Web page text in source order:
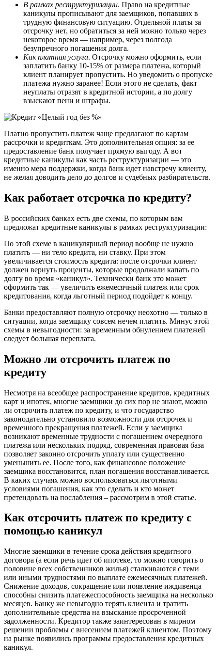
В рамках реструктуризации. Право на кредитные
каникулы прописывают для заемщиков, попавших в
трудную финансовую ситуацию. Отдельной платы за
отсрочку нет, но обратиться за ней можно только через
некоторое время — например, через полгода
безупречного погашения долга.
Как платная услуга. Отсрочку можно оформить, если
заплатить банку 10-15% от размера платежа, который
клиент планирует пропустить. Но уведомить о пропуске
платежа нужно заранее! Если этого не сделать, факт
неуплаты отразят в кредитной истории, а по долгу
взыскают пени и штрафы.
Платно пропустить платеж чаще предлагают по картам
рассрочки и кредиткам. Это дополнительная опция: за ее
предоставление банк получает прямую выгоду. А вот
кредитные каникулы как часть реструктуризации — это
именно мера поддержки, когда банк идет навстречу клиенту,
не желая доводить дело до долгов и судебных разбирательств.
Как работает отсрочка по кредиту?
В российских банках есть две схемы, по которым вам
предложат кредитные каникулы в рамках реструктуризации:
По этой схеме в каникулярный период вообще не нужно
платить — ни тело кредита, ни ставку. При этом
увеличивается стоимость кредита: после отсрочки клиент
должен вернуть проценты, которые продолжали капать по
долгу во время «каникул». Технически банк это может
оформить так — увеличить ежемесячный платеж или срок
кредитования, когда льготный период подойдет к концу.
Банки предоставляют полную отсрочку неохотно — только в
ситуации, когда заемщику совсем нечем платить. Минус этой
схемы в невыгодности: за временным обнулением платежей
следует большая переплата.
Можно ли отсрочить платеж по
кредиту
Несмотря на всеобщее распространение кредитов, кредитных
карт и ипотек, многие заемщики до сих пор не знают, можно
ли отсрочить платеж по кредиту, и что государство
законодательно установило возможности для отсрочек и
временного прекращения платежей. Если у заемщика
возникают временные трудности с погашением очередного
платежа или нескольких подряд, современная правовая база
позволяет законно отсрочить уплату или существенно
уменьшить ее. После того, как финансовое положение
заемщика восстановится, план погашения восстанавливается.
В каких случаях можно воспользоваться льготными
условиями погашения, как это сделать и кто может
претендовать на послабления – рассмотрим в этой статье.
Как отсрочить платеж по кредиту с
помощью каникул
Многие заемщики в течение срока действия кредитного
договора (а если речь идет об ипотеке, то можно говорить о
половине всех собственников жилья) сталкиваются с теми
или иными трудностями по выплате ежемесячных платежей.
Снижение доходов, сокращение или появление иждивенца
способны снизить платежеспособность заемщика на несколько
месяцев. Банку же невыгодно терять клиента и тратить
дополнительные средства на взыскание просроченной
задолженности. Кредитор также заинтересован в мирном
решении проблемы с внесением платежей клиентом. Поэтому
на рынке появились программы предоставления кредитных
каникул.